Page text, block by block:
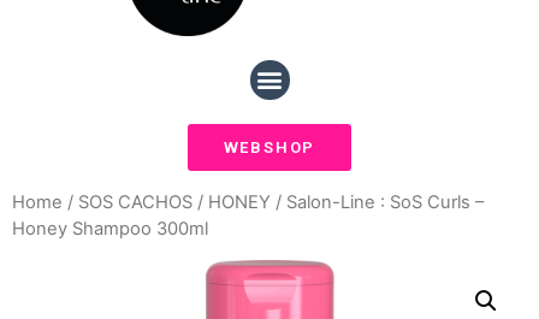
WEBSHOP
Home / SOS CACHOS / HONEY / Salon-Line : SoS Curls –
Honey Shampoo 300ml